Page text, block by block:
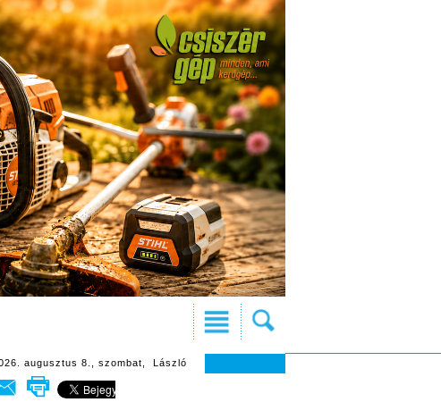
augusztus 8., szombat, László